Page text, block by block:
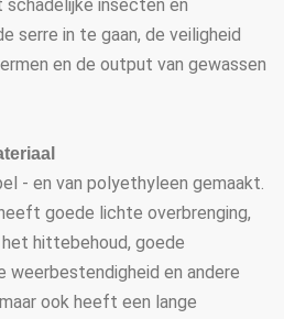
insecten en
serre in te gaan, de veiligheid
en de output van gewassen
- en van polyethyleen gemaakt.
goede lichte overbrenging,
hittebehoud, goede
weerbestendigheid en andere
ook heeft een lange